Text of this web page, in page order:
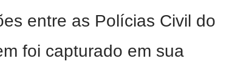
entre as Polícias Civil do
foi capturado em sua